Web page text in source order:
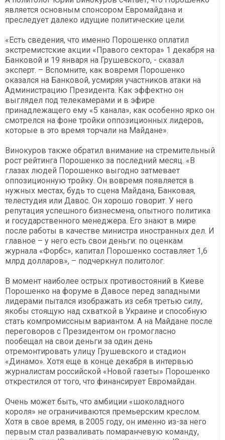
является основным спонсором Евромайдана и
преследует далеко идущие политические цели.
«Есть сведения, что именно Порошенко оплатил
экстремистские акции «Правого сектора» 1 декабря на
Банковой и 19 января на Грушевского, - сказал
эксперт. – Вспомните, как вовремя Порошенко
оказался на Банковой, усмиряя участников атаки на
Администрацию Президента. Как эффектно он
выглядел под телекамерами и в эфире
принадлежащего ему «5 канала», как особенно ярко он
смотрелся на фоне тройки оппозиционных лидеров,
которые в это время торчали на Майдане».
Винокуров также обратил внимание на стремительный
рост рейтинга Порошенко за последний месяц. «В
глазах людей Порошенко выгодно затмевает
оппозиционную тройку. Он вовремя появляется в
нужных местах, будь то сцена Майдана, Банковая,
телестудия или Давос. Он хорошо говорит. У него
репутация успешного бизнесмена, опытного политика
и государственного менеджера. Его знают в мире
после работы в качестве министра иностранных дел. И
главное – у него есть свои деньги: по оценкам
журнала «Форбс», капитал Порошенко составляет 1,6
млрд долларов», – подчеркнул политолог.
В момент наиболее острых противостояний в Киеве
Порошенко на форуме в Давосе перед западными
лидерами пытался изображать из себя третью силу,
якобы стоящую над схваткой в Украине и способную
стать компромиссным вариантом. А на Майдане после
переговоров с Президентом он громогласно
пообещал на свои деньги за один день
отремонтировать улицу Грушевского и стадион
«Динамо». Хотя еще в конце декабря в интервью
журналистам российской «Новой газеты» Порошенко
открестился от того, что финансирует Евромайдан.
Очень может быть, что амбиции «шоколадного
короля» не ограничиваются премьерским креслом.
Хотя в свое время, в 2005 году, он именно из-за него
первым стал разваливать помаранчевую команду,